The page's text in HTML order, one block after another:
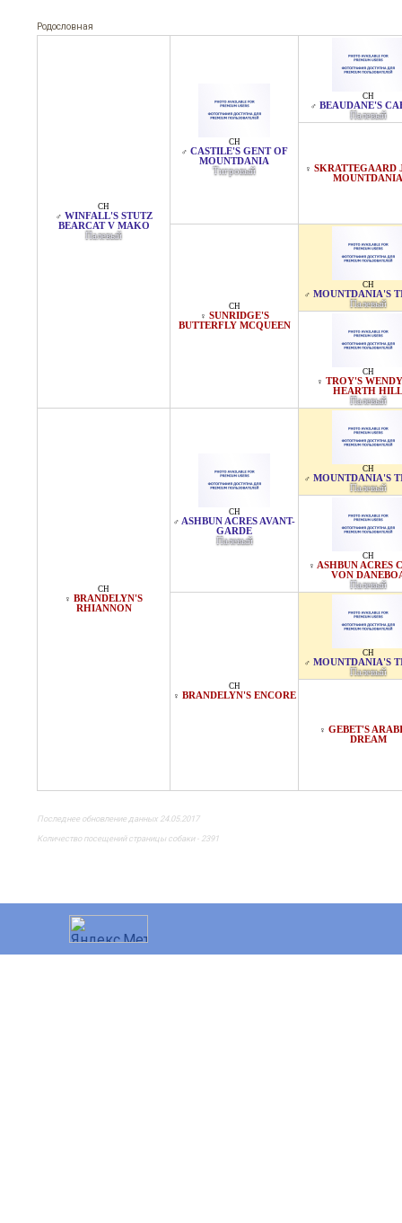
Родословная
CH
♂ WINFALL'S STUTZ
BEARCAT V MAKO
Палевый
CH
♂ CASTILE'S GENT OF
MOUNTDANIA
Тигровый
CH
♂ BEAUDANE'S
Палевый
♀ SKRATTEGAARD
MOUNTDANIA
CH
♀ SUNRIDGE'S
BUTTERFLY MCQUEEN
CH
♂ MOUNTDANIA'S
Палевый
CH
♀ TROY'S
HEARTH HILL
Палевый
CH
♀ BRANDELYN'S
RHIANNON
CH
♂ ASHBUN ACRES AVANT-
GARDE
Палевый
CH
♂ MOUNTDANIA'S
Палевый
CH
♀ ASHBUN ACRES
VON
Палевый
CH
♀ BRANDELYN'S ENCORE
CH
♂ MOUNTDANIA'S
Палевый
♀ GEBET'S
DREAM
Последнее обновление данных 24.05.2017
Количество посещений страницы собаки - 2391